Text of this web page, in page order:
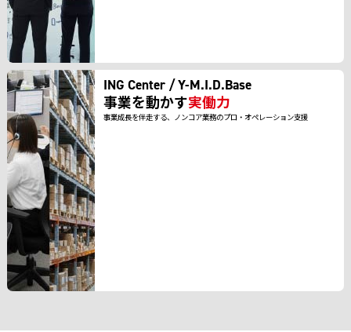
ING Center / Y-M.I.D.Base
事業を動かす実働力
事業成長を伴走する、ノンコア業務のプロ・オペレーション支援